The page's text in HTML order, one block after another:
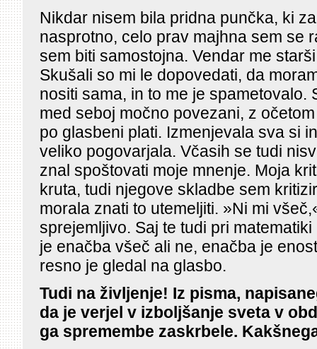
Nikdar nisem bila pridna punčka, ki
nasprotno, celo prav majhna sem se
sem biti samostojna. Vendar me
Skušali so mi le dopovedati, da
nositi sama, in to me je spametovalo.
med seboj močno povezani, z
po glasbeni plati. Izmenjevala sva si
veliko pogovarjala. Včasih se tudi
znal spoštovati moje mnenje. Moja
kruta, tudi njegove skladbe sem
morala znati to utemeljiti. »Ni mi
sprejemljivo. Saj te tudi pri
je enačba všeč ali ne, enačba je
resno je gledal na glasbo.
Tudi na življenje! Iz pisma,
da je verjel v izboljšanje sveta v
ga spremembe zaskrbele.